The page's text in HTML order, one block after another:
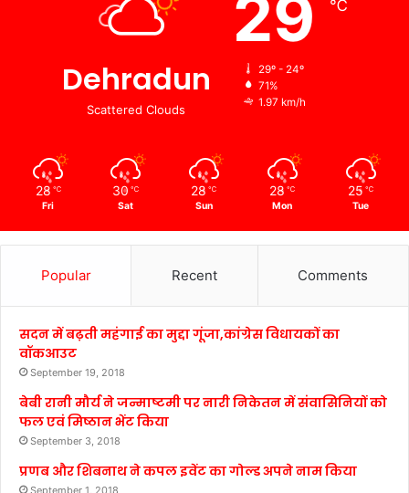
Dehradun
Scattered Clouds
29 ℃
29º - 24º
71%
1.97 km/h
28 ℃
Fri
30 ℃
Sat
28 ℃
Sun
28 ℃
Mon
25 ℃
Tue
Popular Recent Comments
सदन में बढ़ती महंगाई का मुद्दा गूंजा,कांग्रेस विधायकों का
वॉकआउट
September 19, 2018
बेबी रानी मौर्य ने जन्माष्टमी पर नारी निकेतन में संवासिनियों को
फल एवं मिष्ठान भेंट किया
September 3, 2018
प्रणब और शिबनाथ ने कपल इवेंट का गोल्ड अपने नाम किया
September 1, 2018